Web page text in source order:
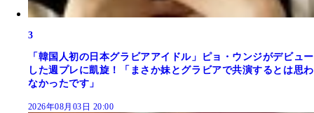
3
「韓国人初の日本グラビアアイドル」ピョ・ウンジがデビュー
した週プレに凱旋！「まさか妹とグラビアで共演するとは思わ
なかったです」
2026年08月03日 20:00